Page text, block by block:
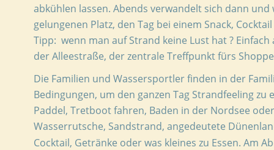
abkühlen lassen. Abends verwandelt sich dann
gelungenen Platz, den Tag bei einem Snack,
Tipp:  wenn man auf Strand keine Lust hat ?
der Alleestraße, der zentrale Treffpunkt fürs
Die Familien und Wassersportler finden in der
Bedingungen, um den ganzen Tag Strandfeeling
Paddel, Tretboot fahren, Baden in der Nordsee
Wasserrutsche, Sandstrand, angedeutete
Cocktail, Getränke oder was kleines zu Essen. Am